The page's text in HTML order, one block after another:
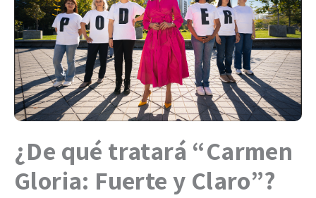
¿De qué tratará “Carmen
Gloria: Fuerte y Claro”?